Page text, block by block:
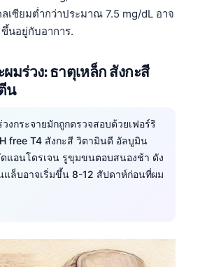
เซียมต่ำกว่าประมาณ 7.5 mg/dL อาจ
ขึ้นอยู่กับอาการ.
ผมร่วง: ธาตุเหล็ก สังกะสี
น
วงกระจายมักถูกตรวจสอบด้วยเฟอร์ริ
free T4 สังกะสี วิตามินดี อัลบูมิน
แอนโดรเจน รูขุมขนตอบสนองช้า ดัง
ล็บอาจเริ่มขึ้น 8-12 สัปดาห์ก่อนที่ผม